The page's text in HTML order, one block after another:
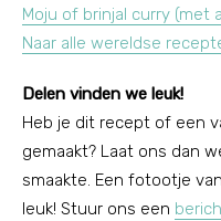
Moju of brinjal curry (met
Naar alle wereldse
Delen vinden we leuk!
Heb je dit recept of een
gemaakt? Laat ons dan
smaakte. Een fotootje
leuk! Stuur ons een